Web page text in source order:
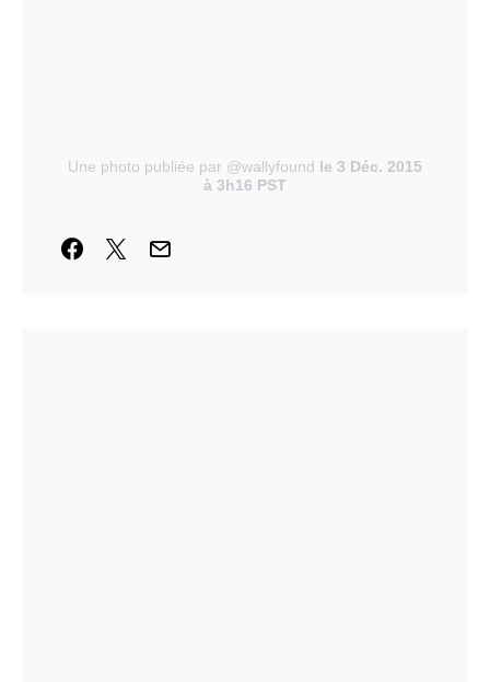
Une photo publiée par @wallyfound le 3 Déc. 2015
à 3h16 PST